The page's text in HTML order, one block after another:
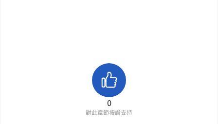
0
對此章節按讚支持